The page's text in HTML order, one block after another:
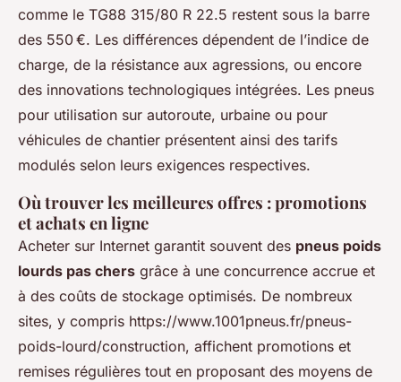
comme le TG88 315/80 R 22.5 restent sous la barre
des 550 €. Les différences dépendent de l’indice de
charge, de la résistance aux agressions, ou encore
des innovations technologiques intégrées. Les pneus
pour utilisation sur autoroute, urbaine ou pour
véhicules de chantier présentent ainsi des tarifs
modulés selon leurs exigences respectives.
Où trouver les meilleures offres : promotions
et achats en ligne
Acheter sur Internet garantit souvent des pneus poids
lourds pas chers grâce à une concurrence accrue et
à des coûts de stockage optimisés. De nombreux
sites, y compris https://www.1001pneus.fr/pneus-
poids-lourd/construction, affichent promotions et
remises régulières tout en proposant des moyens de